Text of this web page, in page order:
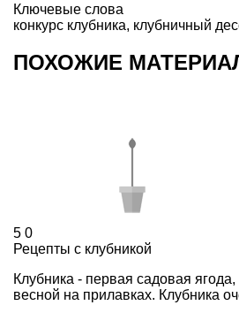
Ключевые слова
конкурс клубника, клубничный
ПОХОЖИЕ
5 0
Рецепты с клубникой
Клубника - первая садовая
весной на прилавках. Клубника